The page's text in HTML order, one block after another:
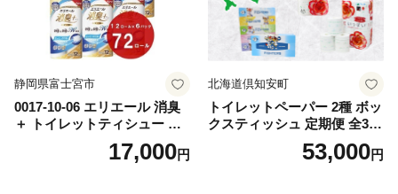
静岡県富士宮市
0017-10-06 エリエール 消臭
＋ トイレットティシュー し
っかり香るフレッシュクリア
の香り ダブル 12ロール×6パ
17,000円
北海道倶知安町
トイレットペーパー 2種 ボッ
クスティッシュ 定期便 全3
回 日本製 まとめ買い 防災
常備品 日用雑貨 消耗品 生活
53,000円